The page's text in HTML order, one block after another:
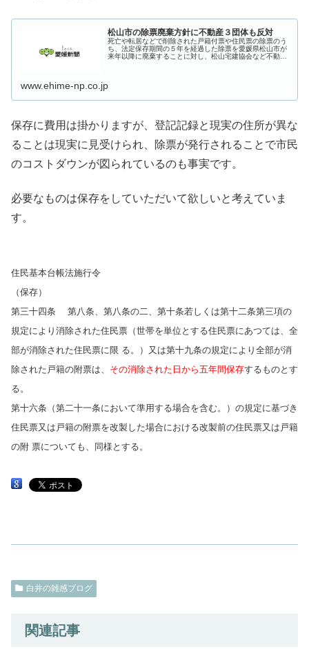
松山市の除票廃棄方針に不動産３団体も反対
死亡や転居などで削除された戸籍付票や住民票の除票のう
ち、法定保存期間の５年を経過した除票を愛媛県松山市が
来年以降に廃棄することに対し、松山宅建協会など不動産
www.ehime-np.co.jp
保存に費用は掛かりますが、登記記録と現実の住所が異な
ることは現実に見受けられ、除票が発行されることで市民
のコストダウンが図られているのも事実です。
必要なものは保存をしていただいて欲しいと考えていま
す。
住民基本台帳法施行令
（保存）
第三十四条 第八条、第八条の二、第十条若しくは第十二条第三項の
規定により消除された住民票（世帯を単位とする住民票にあつては、全
部が消除された住民票に限 る。）又は第十九条の規定により全部が消
除された戸籍の附票は、 その消除された日から五年間保存するものとす
る。
第十六条（第二十一条において準用する場合を含む。）の規定に基づき
住民票又は戸籍の附票を改製した場合における改製前の住民票又は戸籍
の附 票についても、同様とする。
白井の雑感ブログ
関連記事